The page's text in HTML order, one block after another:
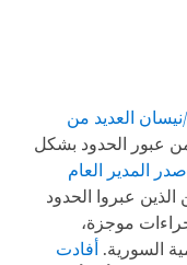
نيسان العديد من
عبور الحدود بشكل
أصدر المدير العام
عبروا الحدود
نيسان بإجراءات موجزة،
السورية. أفادت